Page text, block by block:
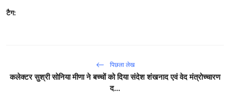
टैग:
पिछला लेख
कलेक्टर सुश्री सोनिया मीणा ने बच्चों को दिया संदेश शंखनाद एवं वेद मंत्रोच्चारण
द...